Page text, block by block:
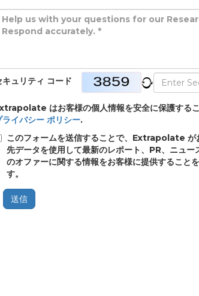
キュリティ コード
はお客様の個人情報を安全に保護するこ
ライバシー ポリシー.
このフォームを送信することで、Extrapolate が
先データを使用して最新のレポート、PR、ニュー
のオファーに関する情報をお客様に提供すること
す。
送信